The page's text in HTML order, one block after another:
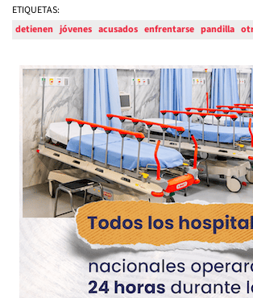
ETIQUETAS:
detienen jóvenes acusados enfrentarse pandilla